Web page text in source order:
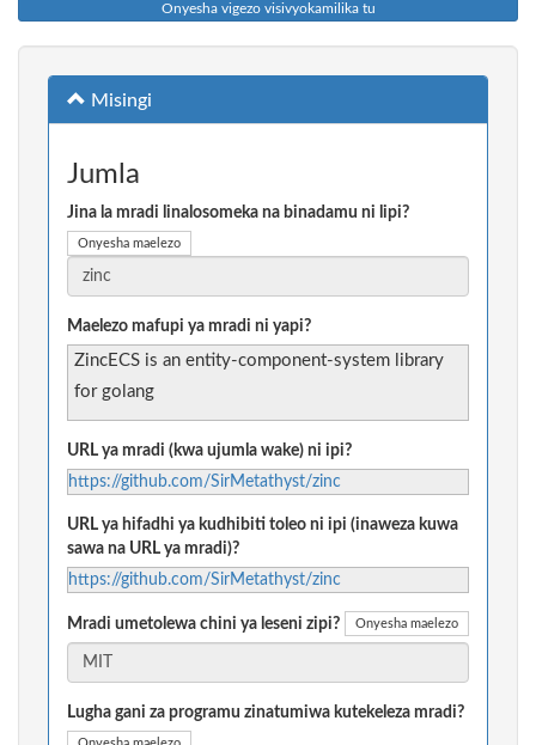
Onyesha vigezo visivyokamilika tu
Misingi
Jumla
Jina la mradi linalosomeka na binadamu ni lipi?
Onyesha maelezo
Maelezo mafupi ya mradi ni yapi?
ZincECS is an entity-component-system library
for golang
URL ya mradi (kwa ujumla wake) ni ipi?
https://github.com/SirMetathyst/zinc
URL ya hifadhi ya kudhibiti toleo ni ipi (inaweza kuwa
sawa na URL ya mradi)?
https://github.com/SirMetathyst/zinc
Mradi umetolewa chini ya leseni zipi? Onyesha maelezo
Lugha gani za programu zinatumiwa kutekeleza mradi?